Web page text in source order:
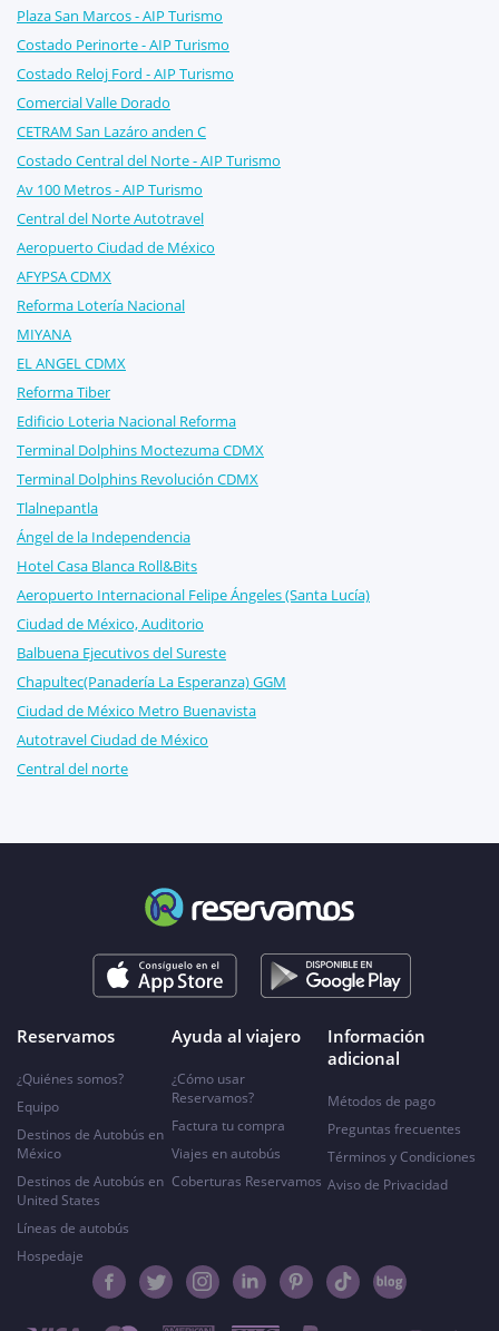
Plaza San Marcos - AIP Turismo
Costado Perinorte - AIP Turismo
Costado Reloj Ford - AIP Turismo
Comercial Valle Dorado
CETRAM San Lazáro anden C
Costado Central del Norte - AIP Turismo
Av 100 Metros - AIP Turismo
Central del Norte Autotravel
Aeropuerto Ciudad de México
AFYPSA CDMX
Reforma Lotería Nacional
MIYANA
EL ANGEL CDMX
Reforma Tiber
Edificio Loteria Nacional Reforma
Terminal Dolphins Moctezuma CDMX
Terminal Dolphins Revolución CDMX
Tlalnepantla
Ángel de la Independencia
Hotel Casa Blanca Roll&Bits
Aeropuerto Internacional Felipe Ángeles (Santa Lucía)
Ciudad de México, Auditorio
Balbuena Ejecutivos del Sureste
Chapultec(Panadería La Esperanza) GGM
Ciudad de México Metro Buenavista
Autotravel Ciudad de México
Central del norte
Reservamos
¿Quiénes somos?
Equipo
Destinos de Autobús en
México
Destinos de Autobús en
United States
Líneas de autobús
Hospedaje
Ayuda al viajero
¿Cómo usar
Reservamos?
Factura tu compra
Viajes en autobús
Coberturas Reservamos
Información
adicional
Métodos de pago
Preguntas frecuentes
Términos y Condiciones
Aviso de Privacidad